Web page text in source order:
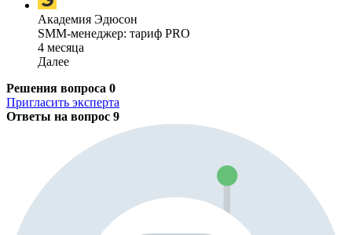
Академия Эдюсон
SMM-менеджер: тариф PRO
4 месяца
Далее
Решения вопроса 0
Пригласить эксперта
Ответы на вопрос 9